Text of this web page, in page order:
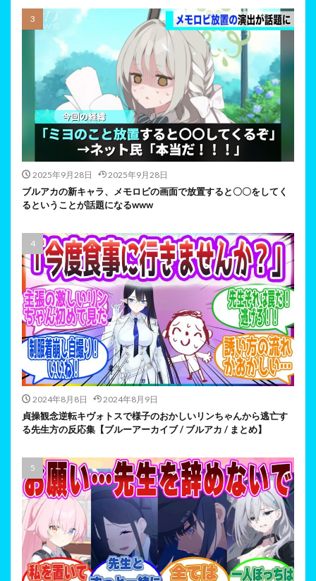
2025年9月28日 2025年9月28日
ブルアカの新キャラ、メモロビの画面で放置すると〇〇をしてく
るということが話題になるwww
2024年8月8日 2024年8月9日
貞操観念逆転キヴォトスで様子のおかしいリンちゃんから逃亡す
る先生方の反応集【ブルーアーカイブ / ブルアカ / まとめ】